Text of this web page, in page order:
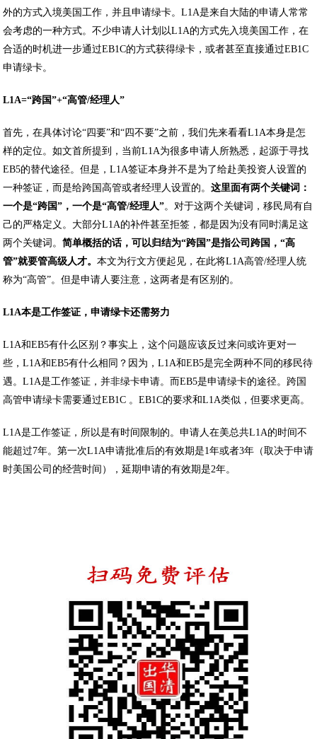
外的方式入境美国工作，并且申请绿卡。L1A是来自大陆的申请人常常
会考虑的一种方式。不少申请人计划以L1A的方式先入境美国工作，在
合适的时机进一步通过EB1C的方式获得绿卡，或者甚至直接通过EB1C
申请绿卡。
L1A=“跨国”+“高管/经理人”
首先，在具体讨论“四要”和“四不要”之前，我们先来看看L1A本身是怎
样的定位。如文首所提到，当前L1A为很多申请人所熟悉，起源于寻找
EB5的替代途径。但是，L1A签证本身并不是为了给赴美投资人设置的
一种签证，而是给跨国高管或者经理人设置的。这里面有两个关键词：
一个是“跨国” ，一个是“高管/经理人”。对于这两个关键词，移民局有自
己的严格定义。大部分L1A的补件甚至拒签，都是因为没有同时满足这
两个关键词。简单概括的话，可以归结为“跨国”是指公司跨国，“高
管”就要管高级人才。本文为行文方便起见，在此将L1A高管/经理人统
称为“高管”。但是申请人要注意，这两者是有区别的。
L1A本是工作签证，申请绿卡还需努力
L1A和EB5有什么区别？事实上，这个问题应该反过来问或许更对一
些，L1A和EB5有什么相同？因为，L1A和EB5是完全两种不同的移民待
遇。L1A是工作签证，并非绿卡申请。而EB5是申请绿卡的途径。跨国
高管申请绿卡需要通过EB1C 。EB1C的要求和L1A类似，但要求更高。
L1A是工作签证，所以是有时间限制的。申请人在美总共L1A的时间不
能超过7年。第一次L1A申请批准后的有效期是1年或者3年（取决于申请
时美国公司的经营时间），延期申请的有效期是2年。